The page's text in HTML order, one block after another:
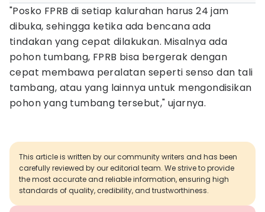
"Posko FPRB di setiap kalurahan harus 24 jam
dibuka, sehingga ketika ada bencana ada
tindakan yang cepat dilakukan. Misalnya ada
pohon tumbang, FPRB bisa bergerak dengan
cepat membawa peralatan seperti senso dan tali
tambang, atau yang lainnya untuk mengondisikan
pohon yang tumbang tersebut," ujarnya.
This article is written by our community writers and has been
carefully reviewed by our editorial team. We strive to provide
the most accurate and reliable information, ensuring high
standards of quality, credibility, and trustworthiness.